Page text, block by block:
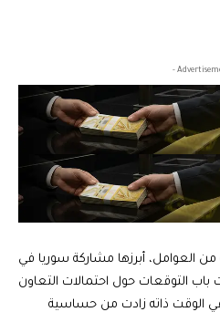
العوامل، أبرزها مشاركة سوريا في
التوقعات حول احتمالات التعاون
في الوقت ذاته زادت من حساسية